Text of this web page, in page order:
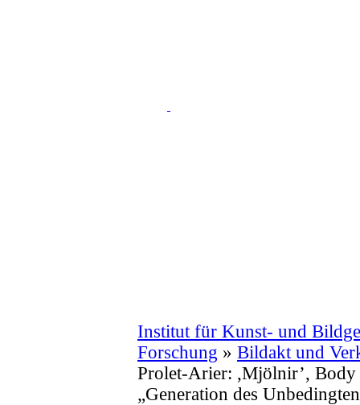
Institut für Kunst- und
Forschung » Bildakt und
Prolet-Arier: ,Mjölnir’,
„Generation des